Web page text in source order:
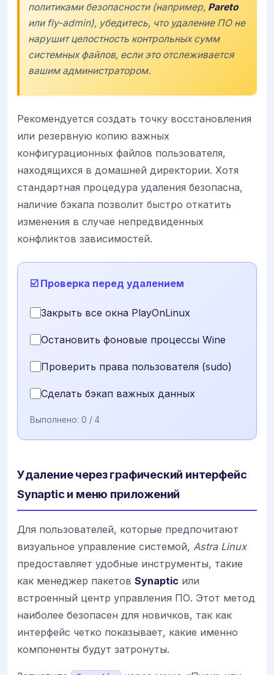
политиками безопасности (например, Pareto
или fly-admin), убедитесь, что удаление ПО не
нарушит целостность контрольных сумм
системных файлов, если это отслеживается
вашим администратором.
Рекомендуется создать точку восстановления
или резервную копию важных
конфигурационных файлов пользователя,
находящихся в домашней директории. Хотя
стандартная процедура удаления безопасна,
наличие бэкапа позволит быстро откатить
изменения в случае непредвиденных
конфликтов зависимостей.
☑️ Проверка перед удалением
Закрыть все окна PlayOnLinux
Остановить фоновые процессы Wine
Проверить права пользователя (sudo)
Сделать бэкап важных данных
Выполнено: 0 / 4
Удаление через графический интерфейс
Synaptic и меню приложений
Для пользователей, которые предпочитают
визуальное управление системой, Astra Linux
предоставляет удобные инструменты, такие
как менеджер пакетов Synaptic или
встроенный центр управления ПО. Этот метод
наиболее безопасен для новичков, так как
интерфейс четко показывает, какие именно
компоненты будут затронуты.